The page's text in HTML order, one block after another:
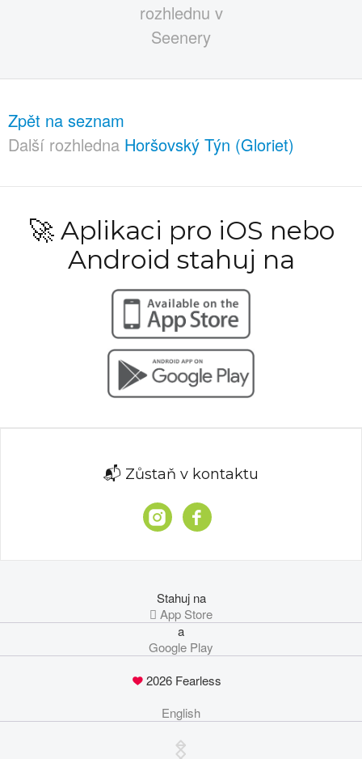
Zpět na seznam
Další rozhledna Horšovský Týn (Gloriet)
🚀 Aplikaci pro iOS nebo
Android stahuj na
📬 Zůstaň v kontaktu
Stahuj na
 App Store
a
Google Play
2026 Fearless
English